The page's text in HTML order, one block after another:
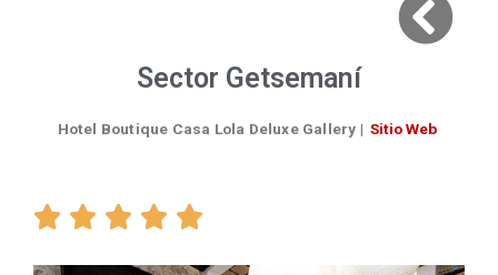
Sector Getsemaní
Hotel Boutique Casa Lola Deluxe Gallery |Sitio Web
    